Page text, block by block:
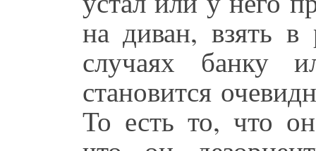
на диван, взять
случаях банку
становится
То есть то, что